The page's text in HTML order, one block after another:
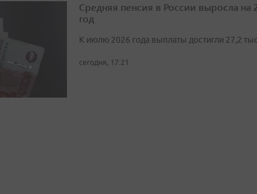
Средняя пенсия в России выросла на
год
К июлю 2026 года выплаты достигли 27,2
сегодня, 17:21